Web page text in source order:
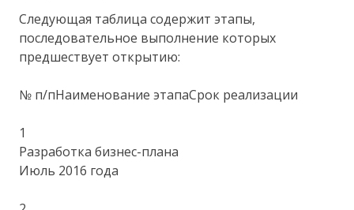
Следующая таблица содержит этапы,
последовательное выполнение которых
предшествует открытию:
№ п/пНаименование этапаСрок реализации
1
Разработка бизнес-плана
Июль 2016 года